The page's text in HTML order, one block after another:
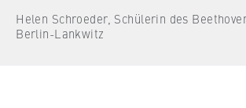
Helen Schroeder, Schülerin des
Berlin-Lankwitz